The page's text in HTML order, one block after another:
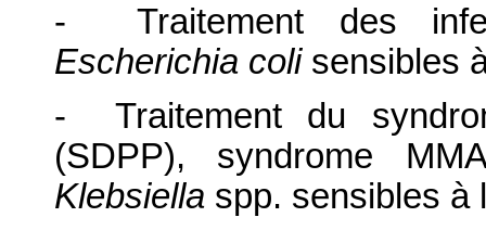
- Traitement des
Escherichia colisensibles
- Traitement du
(SDPP), syndrome
Klebsiella spp. sensibles à